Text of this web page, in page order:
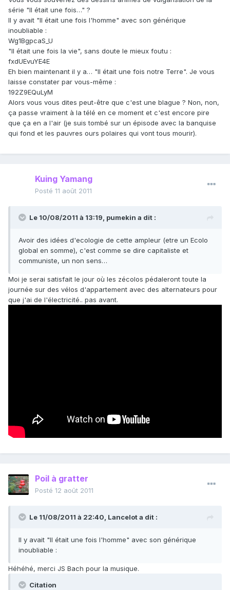
série "Il était une fois…" ?
Il y avait "Il était une fois l'homme" avec son générique
inoubliable :
Wg1BgpcaS_U
"Il était une fois la vie", sans doute le mieux foutu :
fxdUEvuYE4E
Eh bien maintenant il y a… "Il était une fois notre Terre". Je vous
laisse constater par vous-même :
192Z9EQuLyM
Alors vous vous dites peut-être que c'est une blague ? Non, non,
ça passe vraiment à la télé en ce moment et c'est encore pire
que ça en a l'air (je suis tombé sur un épisode avec la banquise
qui fond et les pauvres ours polaires qui vont tous mourir).
Kuing Yamang
Posté 11 août 2011
Le 10/08/2011 à 13:19, pumekin a dit :
Avoir des idées d'ecologie de cette ampleur (etre un Ecolo
global en somme), c'est comme se dire capitaliste et
communiste, un non sens…
Moi je serai satisfait le jour où les zécolos pédaleront toute la
journée sur des vélos d'appartement avec des alternateurs pour
que j'ai de l'électricité.. pas avant.
Poil à gratter
Posté 12 août 2011
Le 11/08/2011 à 22:40, Lancelot a dit :
Il y avait "Il était une fois l'homme" avec son générique
inoubliable :
Héhéhé, merci JS Bach pour la musique.
Citation